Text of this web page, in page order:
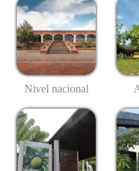
Nivel nacional